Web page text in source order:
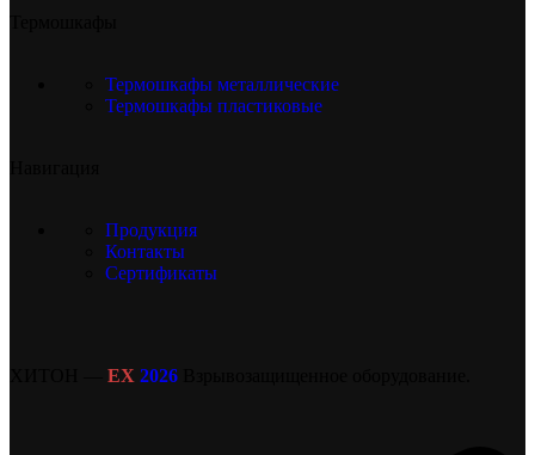
Термошкафы металлические
Термошкафы пластиковые
Продукция
Контакты
Сертификаты
EX 2026